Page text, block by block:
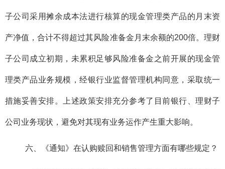
子公司采用摊余成本法进行核算的现金管理类产品的月末资
产净值，合计不得超过其风险准备金月末余额的200倍。理财
子公司成立初期，未累积足够风险准备金之前开展的现金管
理类产品业务规模，经银行业监督管理机构同意，采取统一
措施妥善安排。上述政策安排充分参考了目前银行、理财子
公司业务现状，避免对其现有业务运作产生重大影响。
六、《通知》在认购赎回和销售管理方面有哪些规定？